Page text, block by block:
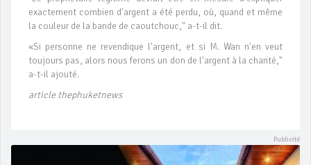
exactement combien d'argent a été perdu, où, quand et même
la couleur de la bande de caoutchouc," a-t-il dit.
«Si personne ne revendique l'argent, et si M. Wan n'en veut
toujours pas, alors nous ferons un don de l'argent à la charité,"
a-t-il ajouté.
article thephuketnews